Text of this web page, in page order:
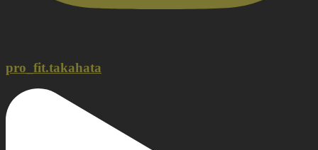
pro_fit.takahata